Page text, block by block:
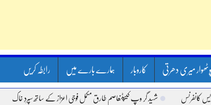
میری دھرتی کاروبار ہمارے بارے میں رابطہ کریں
شہید گر وپ کیپٹنعاصم طارق مکمل فوجی اعزاز کے ساتھ سپردِ خاک